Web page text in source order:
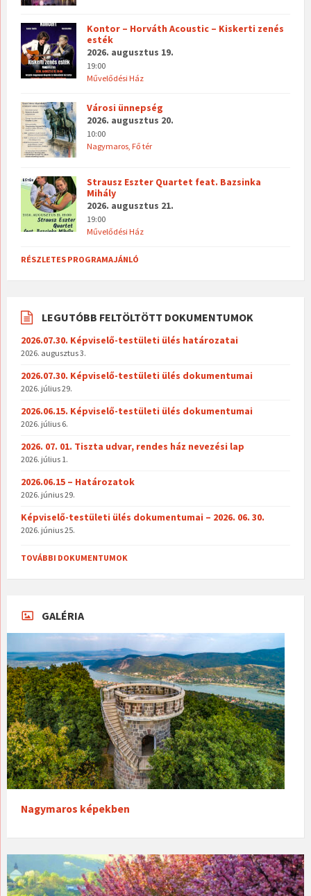
Kontor – Horváth Acoustic – Kiskerti zenés
esték
2026. augusztus 19.
19:00
Művelődési Ház
Városi ünnepség
2026. augusztus 20.
10:00
Nagymaros, Fő tér
Strausz Eszter Quartet feat. Bazsinka
Mihály
2026. augusztus 21.
19:00
Művelődési Ház
RÉSZLETES PROGRAMAJÁNLÓ
LEGUTÓBB FELTÖLTÖTT DOKUMENTUMOK
2026.07.30. Képviselő-testületi ülés határozatai
2026. augusztus 3.
2026.07.30. Képviselő-testületi ülés dokumentumai
2026. július 29.
2026.06.15. Képviselő-testületi ülés dokumentumai
2026. július 6.
2026. 07. 01. Tiszta udvar, rendes ház nevezési lap
2026. július 1.
2026.06.15 – Határozatok
2026. június 29.
Képviselő-testületi ülés dokumentumai – 2026. 06. 30.
2026. június 25.
TOVÁBBI DOKUMENTUMOK
GALÉRIA
Nagymaros képekben